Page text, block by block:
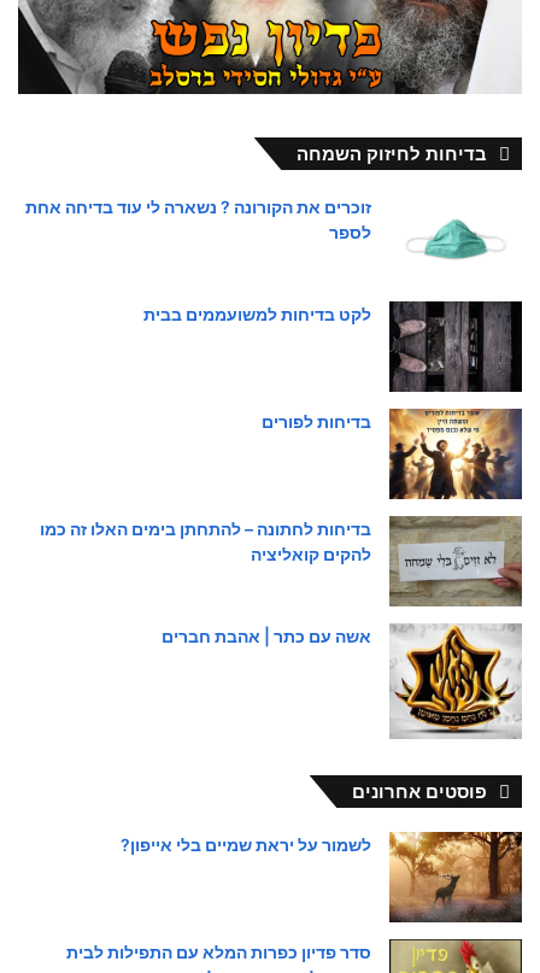
בדיחות לחיזוק השמחה
זוכרים את הקורונה ? נשארה לי עוד בדיחה אחת
לספר
לקט בדיחות למשועממים בבית
בדיחות לפורים
בדיחות לחתונה – להתחתן בימים האלו זה כמו
להקים קואליציה
אשה עם כתר | אהבת חברים
פוסטים אחרונים
לשמור על יראת שמיים בלי אייפון?
סדר פדיון כפרות המלא עם התפילות לבית